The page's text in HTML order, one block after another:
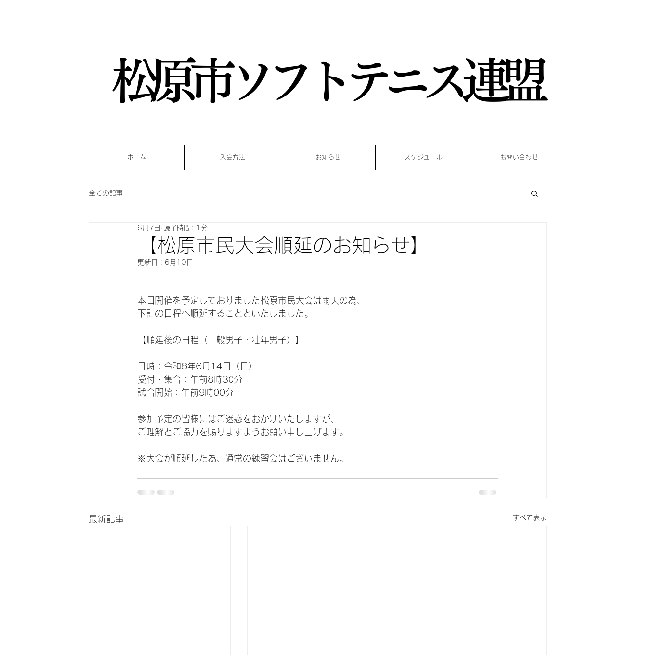
松原市ソフトテニス連盟
ホーム 入会方法 お知らせ スケジュール お問い合わせ
全ての記事
【松原市民大会順延のお知らせ】
6月7日 読了時間: 1分
更新日： 6月10日
本日開催を予定しておりました松原市民大会は雨天の為、
下記の日程へ順延することといたしました。
【順延後の日程（一般男子・壮年男子）】
日時：令和8年6月14日（日）
受付・集合：午前8時30分
試合開始：午前9時00分
参加予定の皆様にはご迷惑をおかけいたしますが、
ご理解とご協力を賜りますようお願い申し上げます。
※大会が順延した為、通常の練習会はございません。
最新記事 すべて表示